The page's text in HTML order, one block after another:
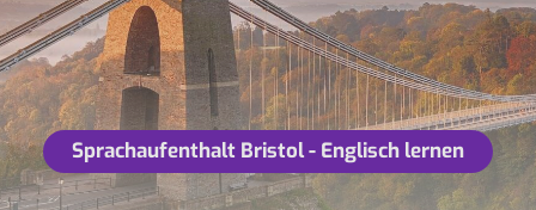
Sprachaufenthalt Bristol - Englisch lernen